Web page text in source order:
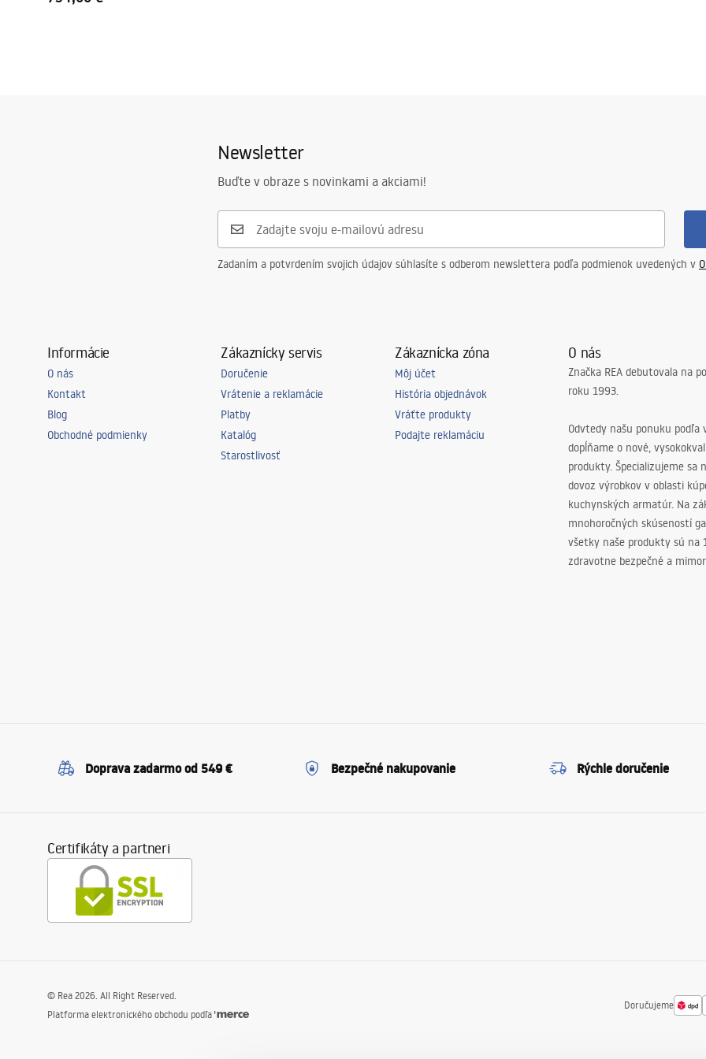
Newsletter
Buďte v obraze s novinkami a akciami!
Zadaním a potvrdením svojich údajov súhlasíte s odberom newslettera podľa podmienok uvedených v
Informácie
O nás
Kontakt
Blog
Obchodné podmienky
Zákaznícky servis
Doručenie
Vrátenie a reklamácie
Platby
Katalóg
Starostlivosť
Zákaznícka zóna
Môj účet
História objednávok
Vráťte produkty
Podajte reklamáciu
O nás
Značka REA debutovala na
roku 1993.
Odvtedy našu ponuku podľa
dopĺňame o nové,
produkty. Špecializujeme sa
dovoz výrobkov v oblasti
kuchynských armatúr. Na
mnohoročných skúseností
všetky naše produkty sú na
zdravotne bezpečné a
Doprava zadarmo od 549 € Bezpečné nakupovanie Rýchle doručenie
Certifikáty a partneri
Doručujeme
© Rea 2026. All Right Reserved.
Platforma elektronického obchodu podľa